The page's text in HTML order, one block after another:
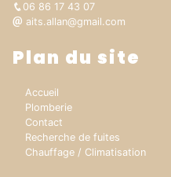
06 86 17 43 07
aits.allan@gmail.com
Plan du site
Accueil
Plomberie
Contact
Recherche de fuites
Chauffage / Climatisation